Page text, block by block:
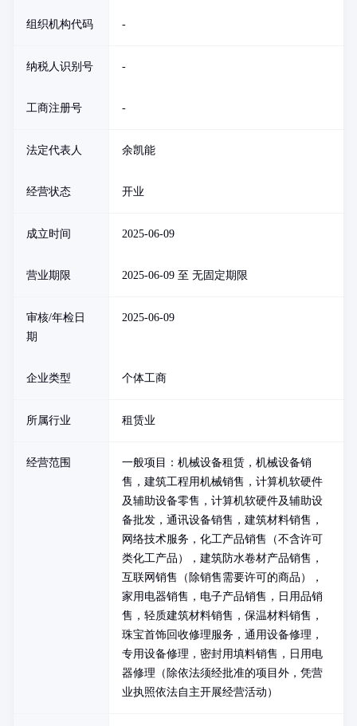
组织机构代码 -
纳税人识别号 -
工商注册号 -
法定代表人 余凯能
经营状态 开业
成立时间 2025-06-09
营业期限 2025-06-09 至 无固定期限
审核/年检日
期
2025-06-09
企业类型 个体工商
所属行业 租赁业
经营范围
一般项目：机械设备租赁，机械设备销
售，建筑工程用机械销售，计算机软硬件
及辅助设备零售，计算机软硬件及辅助设
备批发，通讯设备销售，建筑材料销售，
网络技术服务，化工产品销售（不含许可
类化工产品），建筑防水卷材产品销售，
互联网销售（除销售需要许可的商品），
家用电器销售，电子产品销售，日用品销
售，轻质建筑材料销售，保温材料销售，
珠宝首饰回收修理服务，通用设备修理，
专用设备修理，密封用填料销售，日用电
器修理（除依法须经批准的项目外，凭营
业执照依法自主开展经营活动）